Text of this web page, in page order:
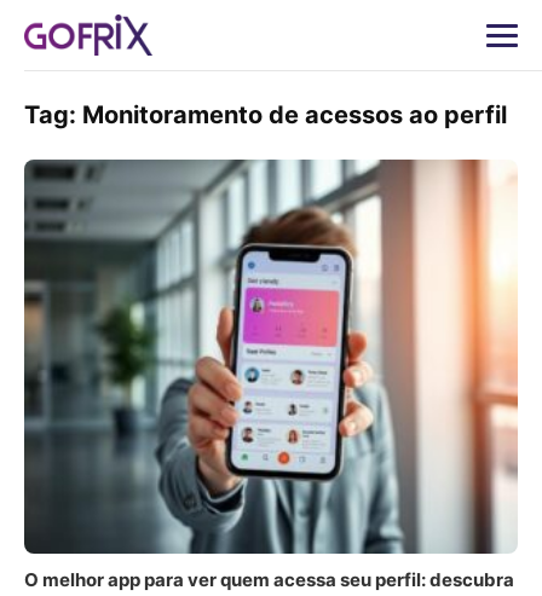
Tag: Monitoramento de acessos ao perfil
O melhor app para ver quem acessa seu perfil: descubra